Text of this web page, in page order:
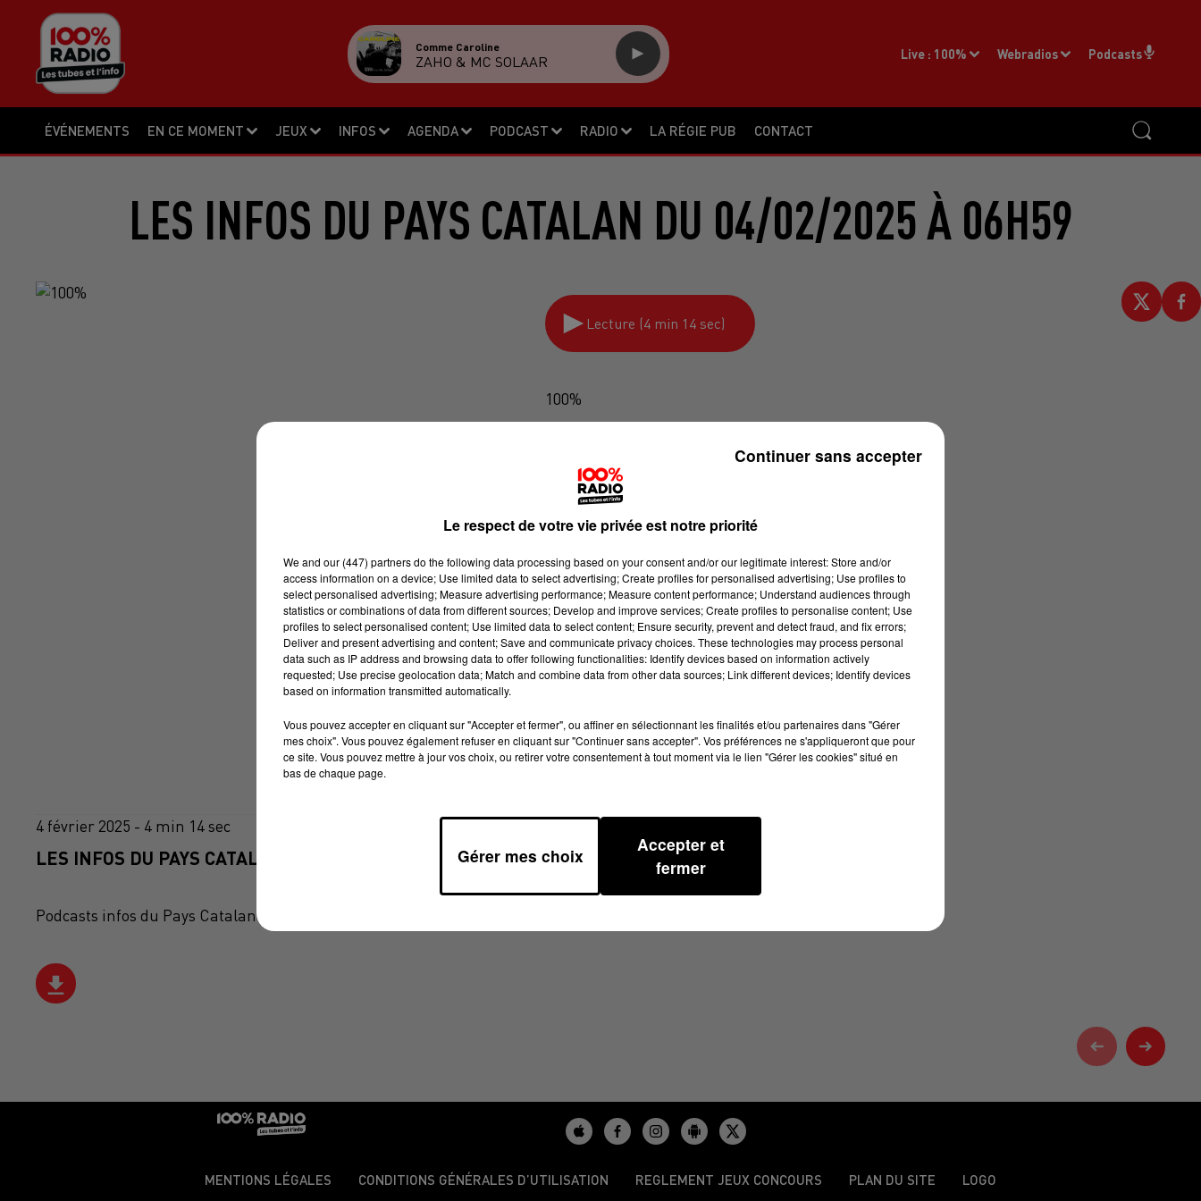
ÉVÉNEMENTS EN CE MOMENT JEUX INFOS AGENDA PODCAST RADIO LA RÉGIE PUB CONTACT
Live : 100% Webradios Podcasts
Comme Caroline
ZAHO & MC SOLAAR
LES INFOS DU PAYS CATALAN DU 04/02/2025 À 06H59
Lecture (4 min 14 sec)
100%
4 février 2025 - 4 min 14 sec
LES INFOS DU PAYS CATALAN DU 04/02/2025 À 06H59
Podcasts infos du Pays Catalan
MENTIONS LÉGALES CONDITIONS GÉNÉRALES D’UTILISATION REGLEMENT JEUX CONCOURS PLAN DU SITE LOGO
Le respect de votre vie privée est notre priorité
We and our (447) partnersdo the following data processing based on your consent and/or our legitimate interest: Store and/or
access information on a device; Use limited data to select advertising; Create profiles for personalised advertising; Use profiles to
select personalised advertising; Measure advertising performance; Measure content performance; Understand audiences through
statistics or combinations of data from different sources; Develop and improve services; Create profiles to personalise content; Use
profiles to select personalised content; Use limited data to select content; Ensure security, prevent and detect fraud, and fix errors;
Deliver and present advertising and content; Save and communicate privacy choices. These technologies may process personal
data such as IP address and browsing data to offer following functionalities: Identify devices based on information actively
requested; Use precise geolocation data; Match and combine data from other data sources; Link different devices; Identify devices
based on information transmitted automatically.
Vous pouvez accepter en cliquant sur "Accepter et fermer", ou affiner en sélectionnant les finalités et/ou partenaires dans "Gérer
mes choix". Vous pouvez également refuser en cliquant sur "Continuer sans accepter". Vos préférences ne s'appliqueront que pour
ce site. Vous pouvez mettre à jour vos choix, ou retirer votre consentement à tout moment via le lien "Gérer les cookies" situé en
bas de chaque page.
Gérer mes choix
Accepter et
fermer
Continuer sans accepter